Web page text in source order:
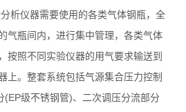
析仪器需要使用的各类气体钢瓶，全
气瓶间内，进行集中管理，各类气体
按照不同实验仪器的用气要求输送到
上。整套系统包括气源集合压力控制
(EP级不锈钢管)、二次调压分流部分